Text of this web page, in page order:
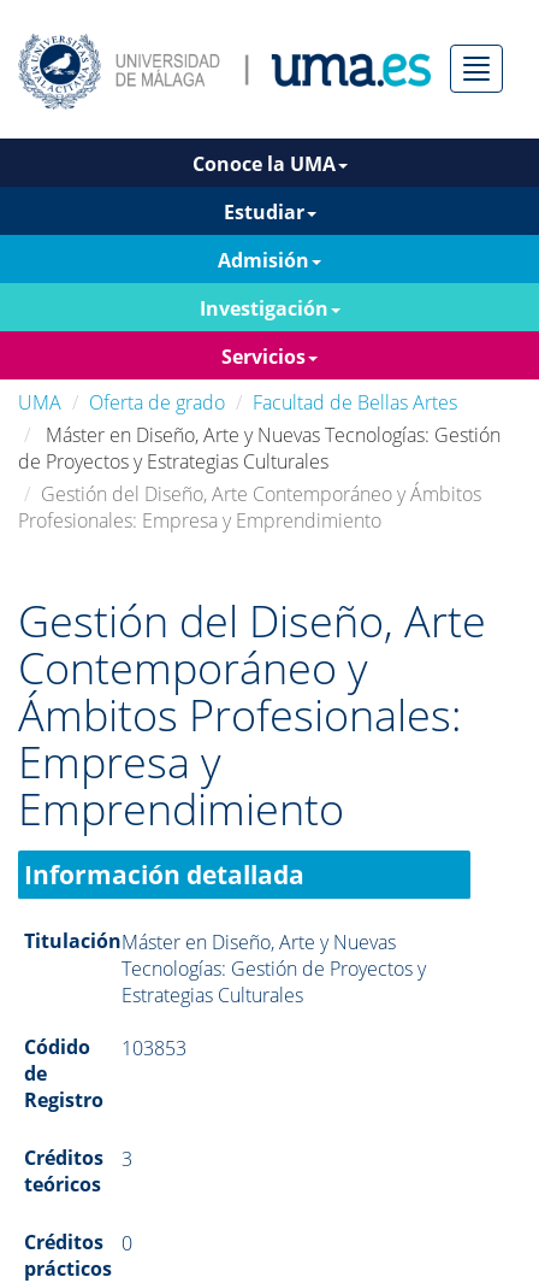
Menú
Conoce la UMA
Estudiar
Admisión
Investigación
Servicios
UMA
Oferta de grado
Facultad de Bellas Artes
Máster en Diseño, Arte y Nuevas Tecnologías: Gestión
de Proyectos y Estrategias Culturales
Gestión del Diseño, Arte Contemporáneo y Ámbitos
Profesionales: Empresa y Emprendimiento
Gestión del Diseño, Arte
Contemporáneo y
Ámbitos Profesionales:
Empresa y
Emprendimiento
Información detallada
TitulaciónMáster en Diseño, Arte y Nuevas
Tecnologías: Gestión de Proyectos y
Estrategias Culturales
Códido
de
Registro
103853
Créditos
teóricos
3
Créditos
prácticos
0